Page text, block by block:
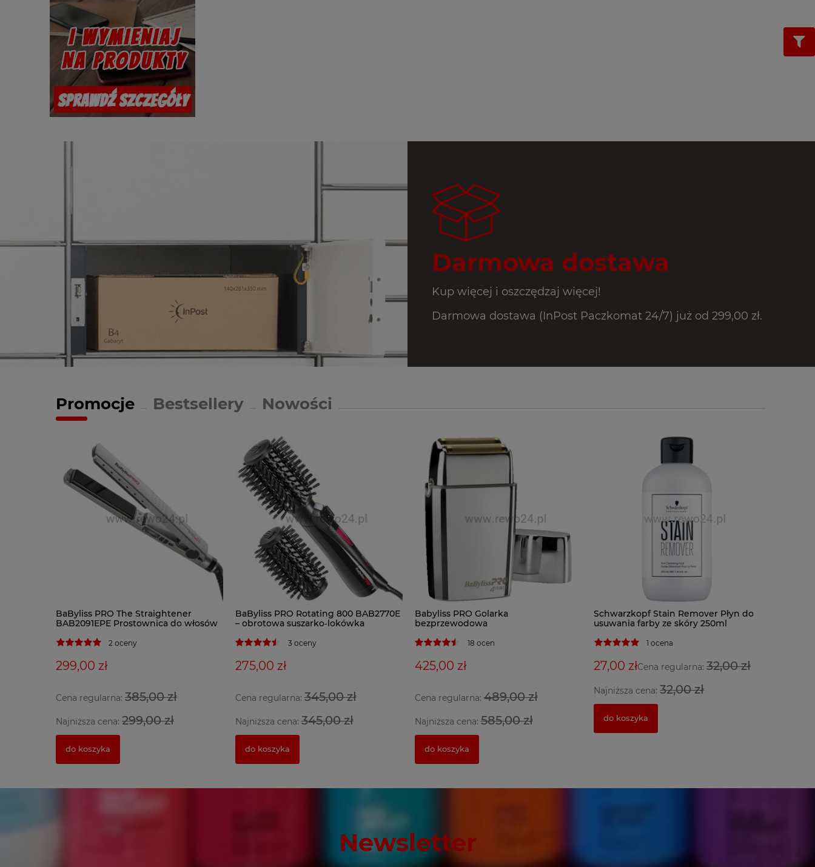
Darmowa dostawa
Kup więcej i oszczędzaj więcej!
Darmowa dostawa (InPost Paczkomat 24/7) już od 299,00 zł.
Promocje Nowości
Bestsellery
BaByliss PRO The Straightener
BAB2091EPE Prostownica do włosów
2 oceny
299,00 zł
Cena regularna: 385,00 zł
Najniższa cena: 299,00 zł
do koszyka
BaByliss PRO Rotating 800 BAB2770E
– obrotowa suszarko‑lokówka
3 oceny
275,00 zł
Cena regularna: 345,00 zł
Najniższa cena: 345,00 zł
do koszyka
Babyliss PRO Golarka
bezprzewodowa
18 ocen
425,00 zł
Cena regularna:489,00 zł
Najniższa cena:585,00 zł
do koszyka
Schwarzkopf Stain Remover Płyn do
usuwania farby ze skóry 250ml
1 ocena
27,00 złCena regularna:32,00 zł
Najniższa cena:32,00 zł
do koszyka
Newsletter